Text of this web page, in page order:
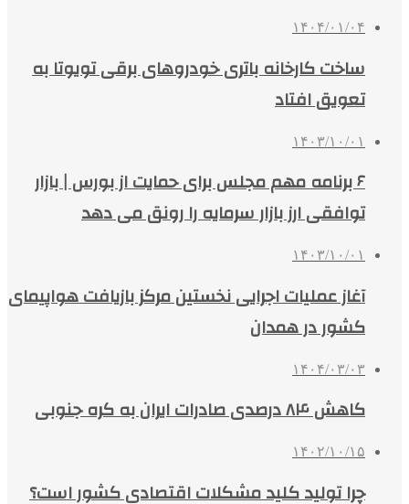
۱۴۰۴/۰۱/۰۴
ساخت کارخانه باتری خودروهای برقی تویوتا به
تعویق افتاد
۱۴۰۳/۱۰/۰۱
۶ برنامه مهم مجلس برای حمایت از بورس | بازار
توافقی ارز بازار سرمایه را رونق می دهد
۱۴۰۳/۱۰/۰۱
آغاز عملیات اجرایی نخستین مرکز بازیافت هواپیمای
کشور در همدان
۱۴۰۴/۰۳/۰۳
کاهش ۸۴ درصدی صادرات ایران به کره جنوبی
۱۴۰۲/۱۰/۱۵
چرا تولید کلید مشکلات اقتصادی کشور است؟